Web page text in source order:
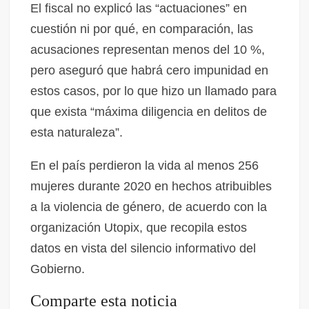
El fiscal no explicó las “actuaciones” en
cuestión ni por qué, en comparación, las
acusaciones representan menos del 10 %,
pero aseguró que habrá cero impunidad en
estos casos, por lo que hizo un llamado para
que exista “máxima diligencia en delitos de
esta naturaleza”.
En el país perdieron la vida al menos 256
mujeres durante 2020 en hechos atribuibles
a la violencia de género, de acuerdo con la
organización Utopix, que recopila estos
datos en vista del silencio informativo del
Gobierno.
Comparte esta noticia